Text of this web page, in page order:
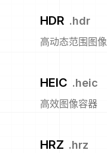
HDR .hdr
高动态范围图像
HEIC .heic
高效图像容器
HRZ .hrz